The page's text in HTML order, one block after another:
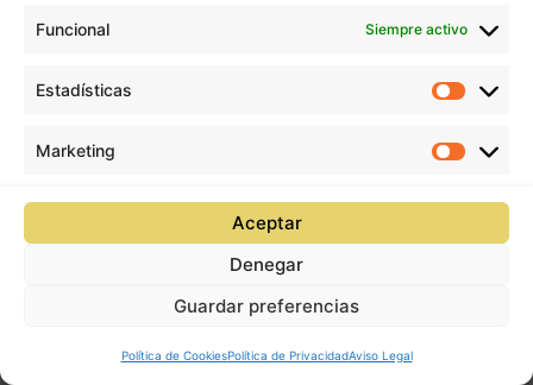
Funcional Siempre activo
Estadísticas
Marketing
Aceptar
Denegar
Guardar preferencias
Política de CookiesPolítica de PrivacidadAviso Legal